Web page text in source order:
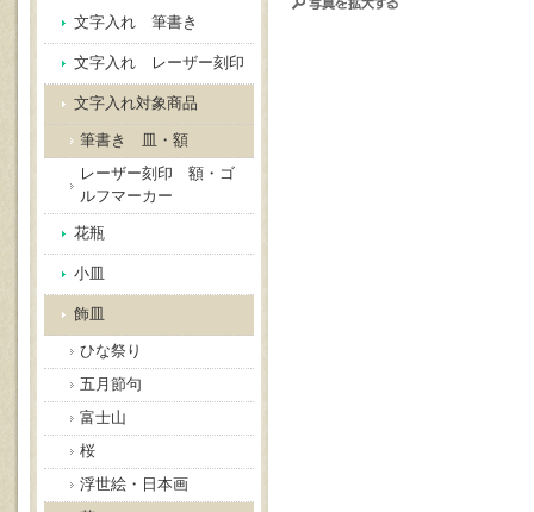
文字入れ 筆書き
文字入れ レーザー刻印
文字入れ対象商品
筆書き 皿・額
レーザー刻印 額・ゴ
ルフマーカー
花瓶
小皿
飾皿
ひな祭り
五月節句
富士山
桜
浮世絵・日本画